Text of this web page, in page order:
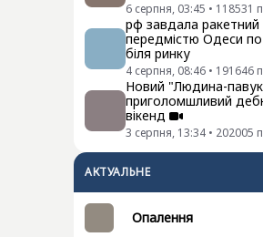
6 серпня, 03:45 • 118531
рф завдала
передмістю Одеси
біля ринку
4 серпня, 08:46 • 191646
Новий "Людина-
приголомшливий
вікенд
3 серпня, 13:34 • 202005
АКТУАЛЬНЕ
Опалення